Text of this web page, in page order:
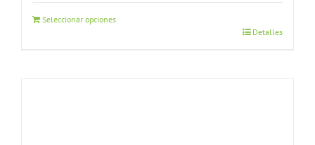
Seleccionar opciones
Detalles